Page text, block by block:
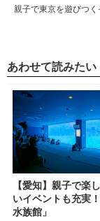
親子で東京を遊びつ
あわせて読みたい
【愛知】親子で楽
いイベントも充実
水族館」